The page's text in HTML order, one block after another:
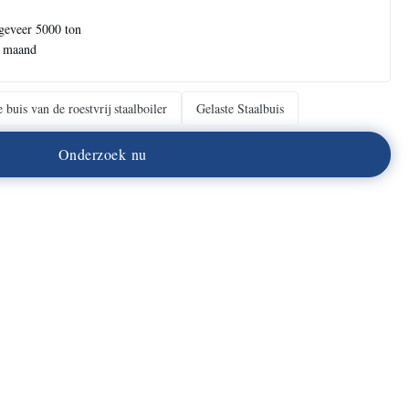
5000 ton
buis van de roestvrij staalboiler Gelaste Staalbuis
Onderzoek nu